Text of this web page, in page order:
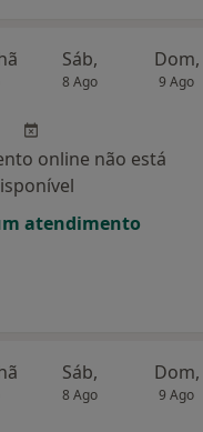
Sáb,
8 Ago
Dom,
9 Ago
online não está
atendimento
Sáb,
8 Ago
Dom,
9 Ago